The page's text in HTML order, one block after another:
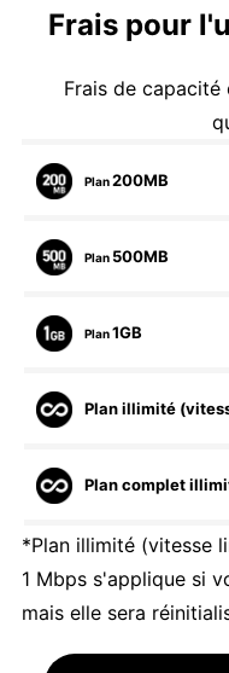
Frais pour
Frais de
Plan200MB
Plan 500MB
Plan1GB
Plan illimité
Plan complet
*Plan illimité (vitesse
1 Mbps s'applique si
mais elle sera